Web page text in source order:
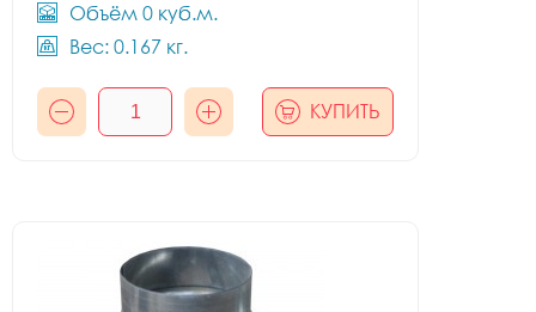
Объём 0 куб.м.
Вес: 0.167 кг.
КУПИТЬ